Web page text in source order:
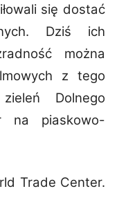
się dostać
Dziś ich
można
z tego
Dolnego
na piaskowo-
Trade Center.